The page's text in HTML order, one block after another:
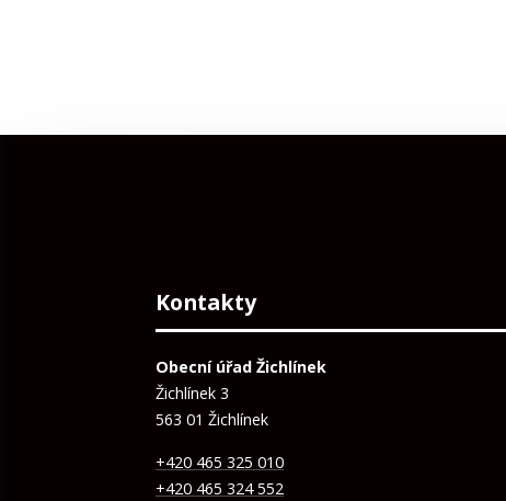
Kontakty
Obecní úřad Žichlínek
Žichlínek 3
563 01 Žichlínek
+420 465 325 010
+420 465 324 552